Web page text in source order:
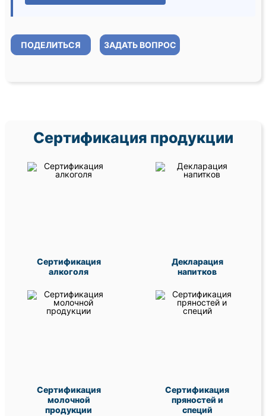
ПОДЕЛИТЬСЯ ЗАДАТЬ ВОПРОС
Сертификация продукции
Сертификация
алкоголя
Декларация
напитков
Сертификация
молочной
продукции
Сертификация
пряностей и
специй